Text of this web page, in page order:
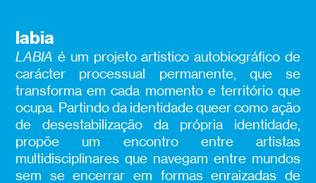
labia
LABIAé um projeto artístico autobiográfico de
carácter processual permanente, que se
transforma em cada momento e território que
ocupa. Partindo da identidade queer como ação
de desestabilização da própria identidade,
propõe um encontro entre artistas
multidisciplinares que navegam entre mundos
sem se encerrar em formas enraizadas de